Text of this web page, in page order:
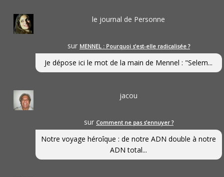
le journal de Personne
sur MENNEL : Pourquoi s’est-elle radicalisée ?
Je dépose ici le mot de la main de Mennel : "Selem...
jacou
sur Comment ne pas s’ennuyer ?
Notre voyage héroîque : de notre ADN double à notre
ADN total...